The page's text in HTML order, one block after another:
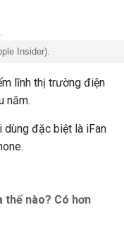
Insider).
lĩnh thị trường điện
năm.
dùng đặc biệt là iFan
thế nào? Có hơn